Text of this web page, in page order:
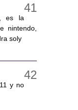
es la
nintendo,
soly
y no